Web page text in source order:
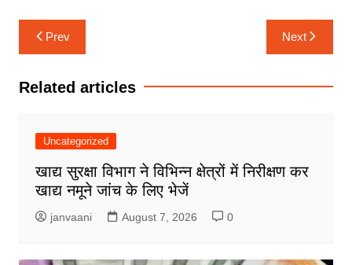
Post
navigation
Prev Next
Related articles
Uncategorized
खाद्य सुरक्षा विभाग ने विभिन्न क्षेत्रों में निरीक्षण कर
खाद्य नमूने जांच के लिए भेजें
janvaani August 7, 2026 0